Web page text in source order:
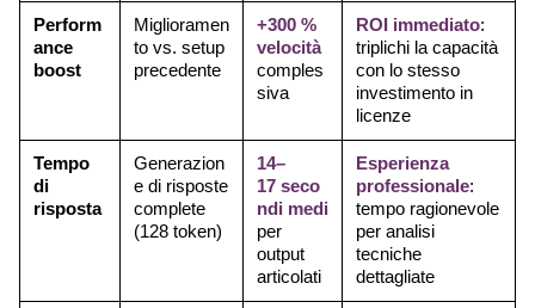
Perform
ance
boost
Miglioramen
to vs. setup
precedente
+300 %
velocità
comples
siva
ROI immediato:
triplichi la capacità
con lo stesso
investimento in
licenze
Tempo
di
risposta
Generazion
e di risposte
complete
(128 token)
14–
17 seco
ndi medi
per
output
articolati
Esperienza
professionale:
tempo ragionevole
per analisi
tecniche
dettagliate